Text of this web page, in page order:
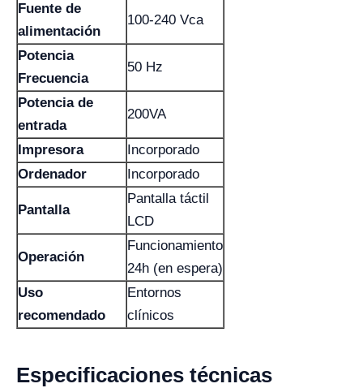
Fuente de
alimentación
100-240 Vca
Potencia
Frecuencia
50 Hz
Potencia de
entrada
200VA
Impresora
Incorporado
Ordenador
Incorporado
Pantalla
Pantalla táctil
LCD
Operación
Funcionamiento
24h (en espera)
Uso
recomendado
Entornos
clínicos
Especificaciones técnicas